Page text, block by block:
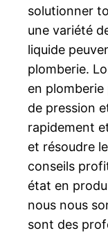
solutionner
une variété
liquide
plomberie.
en plomberie
de pression
rapidement
et résoudre
conseils
état en
nous nous
sont des